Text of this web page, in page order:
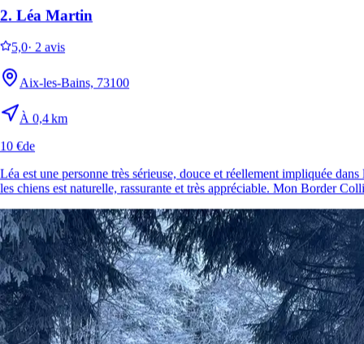
5.Sarah Lartaud
2. Léa Martin
5,0· 2 avis
Aix-les-Bains, 73100
À 0,4 km
10 €de
Léa est une personne très sérieuse, douce et réellement impliquée
les chiens est naturelle, rassurante et très appréciable. Mon Border